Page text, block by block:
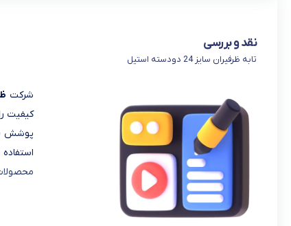
نقد و بررسی
تابه ظرفیران سایز 24 دودسته استیل
شرکت
کیفیت
پوشش